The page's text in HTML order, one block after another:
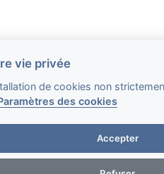
vie privée
de cookies non
des cookies
Accepter